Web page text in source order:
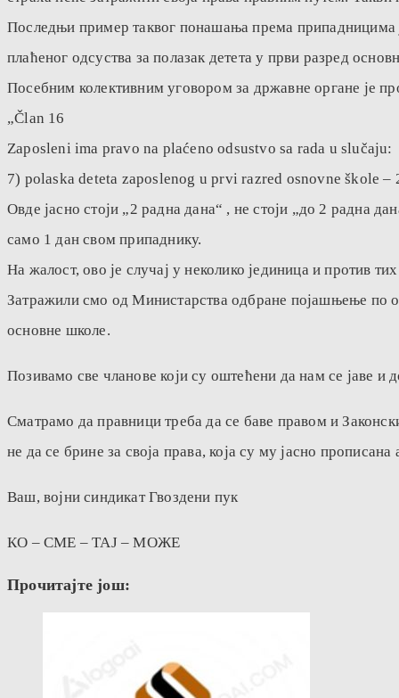
Последњи пример таквог понашања према припадницима
плаћеног одсуства за полазак детета у први разред
Посебним колективним уговором за државне органе је
„Član 16
Zaposleni ima pravo na plaćeno odsustvo sa rada u slučaju:
7) polaska deteta zaposlenog u prvi razred osnovne škole –
Овде јасно стоји „2 радна дана“ , не стоји „до 2 радна
само 1 дан свом припаднику.
На жалост, ово је случај у неколико јединица и против
Затражили смо од Министарства одбране појашњење по
основне школе.
Позивамо све чланове који су оштећени да нам се јаве и
Сматрамо да правници треба да се баве правом и
не да се брине за своја права, која су му јасно прописана
Ваш, војни синдикат Гвоздени пук
КО – СМЕ – ТАЈ – МОЖЕ
Прочитајте још: